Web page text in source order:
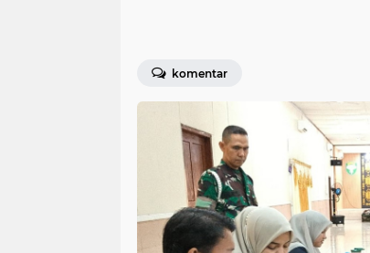
komentar